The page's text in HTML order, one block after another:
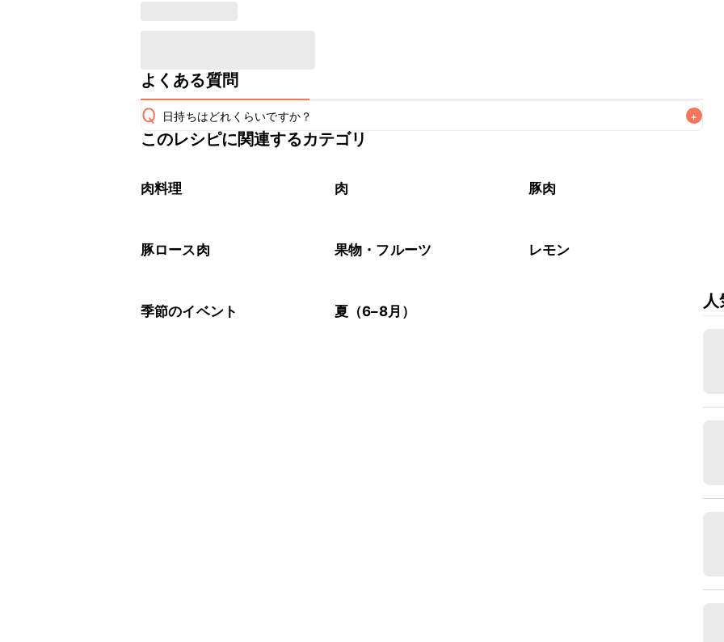
よくある質問
Q 日持ちはどれくらいですか？ +
こちらのレシピは出来たてをお召し上がりいただくことをおすすめします。
※日持ちは目安です。
このレシピに関連するカテゴリ
肉料理 肉 豚肉
豚ロース肉 果物・フルーツ レモン
季節のイベント 夏（6–8月）